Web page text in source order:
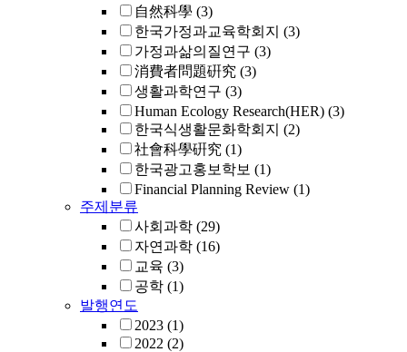
自然科學 (3)
한국가정과교육학회지 (3)
가정과삶의질연구 (3)
消費者問題硏究 (3)
생활과학연구 (3)
Human Ecology Research(HER) (3)
한국식생활문화학회지 (2)
社會科學硏究 (1)
한국광고홍보학보 (1)
Financial Planning Review (1)
주제분류
사회과학 (29)
자연과학 (16)
교육 (3)
공학 (1)
발행연도
2023 (1)
2022 (2)